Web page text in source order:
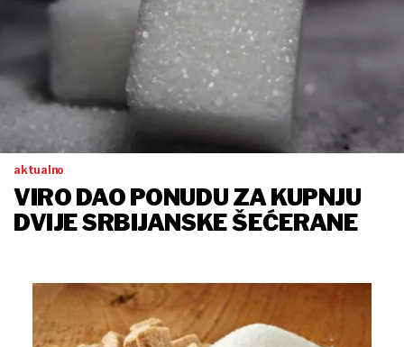
aktualno
VIRO DAO PONUDU ZA KUPNJU
DVIJE SRBIJANSKE ŠEĆERANE